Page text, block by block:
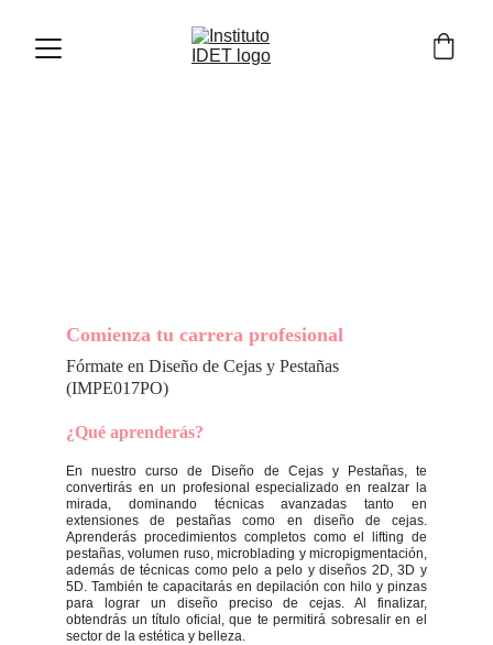
Comienza tu carrera profesional
En nuestro curso de Diseño de Cejas y Pestañas, te
convertirás en un profesional especializado en realzar la
mirada, dominando técnicas avanzadas tanto en
extensiones de pestañas como en diseño de cejas.
Aprenderás procedimientos completos como el lifting de
pestañas, volumen ruso, microblading y micropigmentación,
además de técnicas como pelo a pelo y diseños 2D, 3D y
5D. También te capacitarás en depilación con hilo y pinzas
para lograr un diseño preciso de cejas. Al finalizar,
obtendrás un título oficial, que te permitirá sobresalir en el
sector de la estética y belleza.
Fórmate en Diseño de Cejas y Pestañas
(IMPE017PO)
¿Qué aprenderás?